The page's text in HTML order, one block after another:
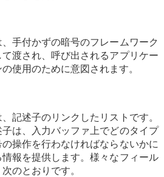
、手付かずの暗号のフレームワーク
て渡され、呼び出されるアプリケー
使用のために意図されます。
、記述子のリンクしたリストです。
は、入力バッファ上でどのタイプ
操作を行わなければならないかに
報を提供します。様々なフィール
次のとおりです。